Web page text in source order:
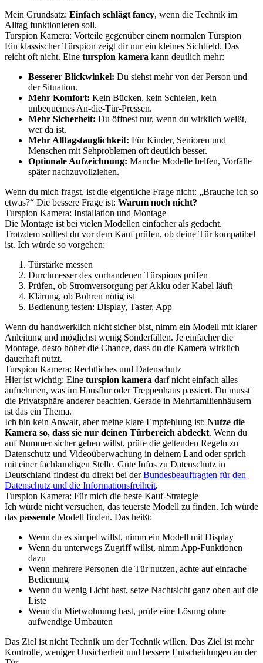
Mein Grundsatz: Einfach schlägt fancy, wenn die Technik im
Alltag funktionieren soll.
Turspion Kamera: Vorteile gegenüber einem normalen Türspion
Ein klassischer Türspion zeigt dir nur ein kleines Sichtfeld. Das
reicht oft nicht. Eine turspion kamera kann deutlich mehr:
Besserer Blickwinkel: Du siehst mehr von der Person und
der Situation.
Mehr Komfort: Kein Bücken, kein Schielen, kein
unbequemes An-die-Tür-Pressen.
Mehr Sicherheit: Du öffnest nur, wenn du wirklich weißt,
wer da ist.
Mehr Alltagstauglichkeit: Für Kinder, Senioren und
Menschen mit Sehproblemen oft deutlich besser.
Optionale Aufzeichnung: Manche Modelle helfen, Vorfälle
später nachzuvollziehen.
Wenn du mich fragst, ist die eigentliche Frage nicht: „Brauche ich so
etwas?“ Die bessere Frage ist: Warum noch nicht?
Turspion Kamera: Installation und Montage
Die Montage ist bei vielen Modellen einfacher als gedacht.
Trotzdem solltest du vor dem Kauf prüfen, ob deine Tür kompatibel
ist. Ich würde so vorgehen:
Türstärke messen
Durchmesser des vorhandenen Türspions prüfen
Prüfen, ob Stromversorgung per Akku oder Kabel läuft
Klärung, ob Bohren nötig ist
Bedienung testen: Display, Taster, App
Wenn du handwerklich nicht sicher bist, nimm ein Modell mit klarer
Anleitung und möglichst wenig Sonderfällen. Je einfacher die
Montage, desto höher die Chance, dass du die Kamera wirklich
dauerhaft nutzt.
Turspion Kamera: Rechtliches und Datenschutz
Hier ist wichtig: Eine turspion kamera darf nicht einfach alles
aufnehmen, was im Hausflur oder Treppenhaus passiert. Du musst
die Privatsphäre anderer beachten. Gerade in Mehrfamilienhäusern
ist das ein Thema.
Ich bin kein Anwalt, aber meine klare Empfehlung ist: Nutze die
Kamera so, dass sie nur deinen Türbereich abdeckt. Wenn du
auf Nummer sicher gehen willst, prüfe die geltenden Regeln zu
Datenschutz und Videoüberwachung in deinem Land oder sprich
mit einer fachkundigen Stelle. Gute Infos zu Datenschutz in
Deutschland findest du direkt bei derBundesbeauftragten für den
Datenschutz und die Informationsfreiheit.
Turspion Kamera: Für mich die beste Kauf-Strategie
Ich würde nicht versuchen, das teuerste Modell zu finden. Ich würde
das passende Modell finden. Das heißt:
Wenn du es simpel willst, nimm ein Modell mit Display
Wenn du unterwegs Zugriff willst, nimm App-Funktionen
dazu
Wenn mehrere Personen die Tür nutzen, achte auf einfache
Bedienung
Wenn du wenig Licht hast, setze Nachtsicht ganz oben auf die
Liste
Wenn du Mietwohnung hast, prüfe eine Lösung ohne
aufwendige Umbauten
Das Ziel ist nicht Technik um der Technik willen. Das Ziel ist mehr
Kontrolle, weniger Unsicherheit und bessere Entscheidungen an der